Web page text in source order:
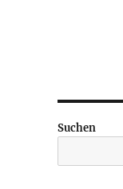
Suchen